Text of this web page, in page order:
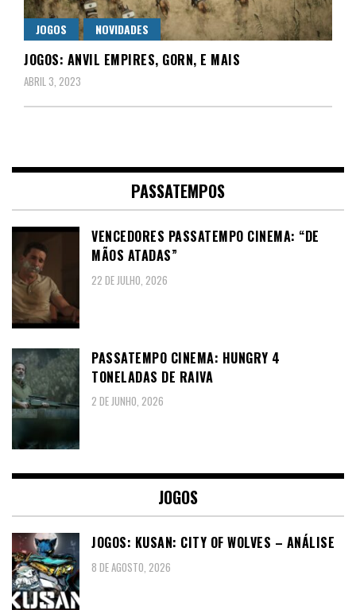
JOGOS NOVIDADES
JOGOS: ANVIL EMPIRES, GORN, E MAIS
ABRIL 3, 2023
PASSATEMPOS
VENCEDORES PASSATEMPO CINEMA: “DE
MÃOS ATADAS”
22 DE JULHO, 2026
PASSATEMPO CINEMA: HUNGRY 4
TONELADAS DE RAIVA
2 DE JUNHO, 2026
JOGOS
JOGOS: KUSAN: CITY OF WOLVES – ANÁLISE
8 DE AGOSTO, 2026